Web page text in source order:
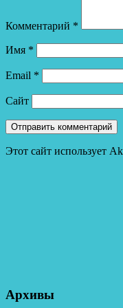
Комментарий *
Имя *
Email *
Сайт
Этот сайт использует
Архивы